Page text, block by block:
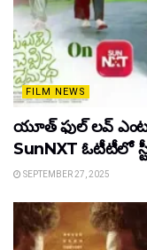
FILM NEWS
యూత్ ఫుల్ లవ్
SunNXT ఓటీటీలో
SEPTEMBER 27, 2025